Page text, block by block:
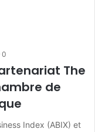
0
The
de
Index (ABIX) et